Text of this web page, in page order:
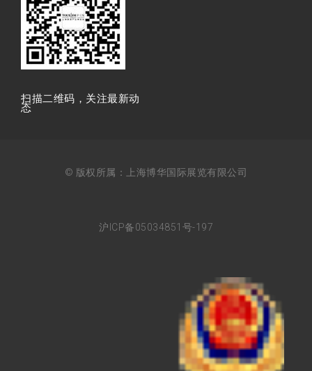
扫描⼆维码，关注最新动
态
© 版权所属：上海博华国际展览有限公司
沪ICP备05034851号-197